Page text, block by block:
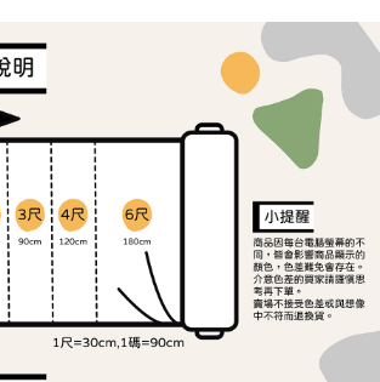
／服務後，再付款。
結帳流程】
AFTEE先享後付」後，將跳轉至「AFTEE先享後付」
證並確認金額後，即可完成結帳。
您將收到繳費通知簡訊。
後14天內，點擊此簡訊中的連結，可透過四大超商／
元方式進行付款，方視為交易完成。
成當下不需立刻繳費，但若您需要取消訂單，請聯絡
商家同意取消之訂單仍視為有效，需透過AFTEE先享
AFTEE先享後付 」之結帳頁面顯示為準，若有關於
需取消欲退款等相關疑問，請聯繫「AFTEE先享後付
netprotections.freshdesk.com/support/home
份有限公司提供之「AFTEE先享後付」服務完成之交
含以上)免運費
含以上)免運費
含以上)免運費